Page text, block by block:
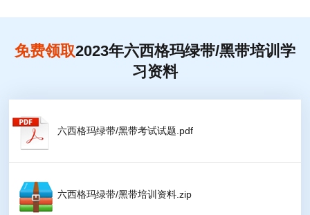
免费领取2023年六西格玛绿带/黑带培训学
习资料
六西格玛绿带/黑带考试试题.pdf
六西格玛绿带/黑带培训资料.zip